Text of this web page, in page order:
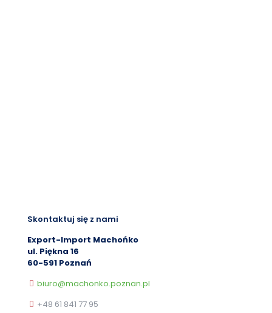
Skontaktuj się z nami
Export-Import Machońko
ul. Piękna 16
60-591 Poznań
biuro@machonko.poznan.pl
+48 61 841 77 95